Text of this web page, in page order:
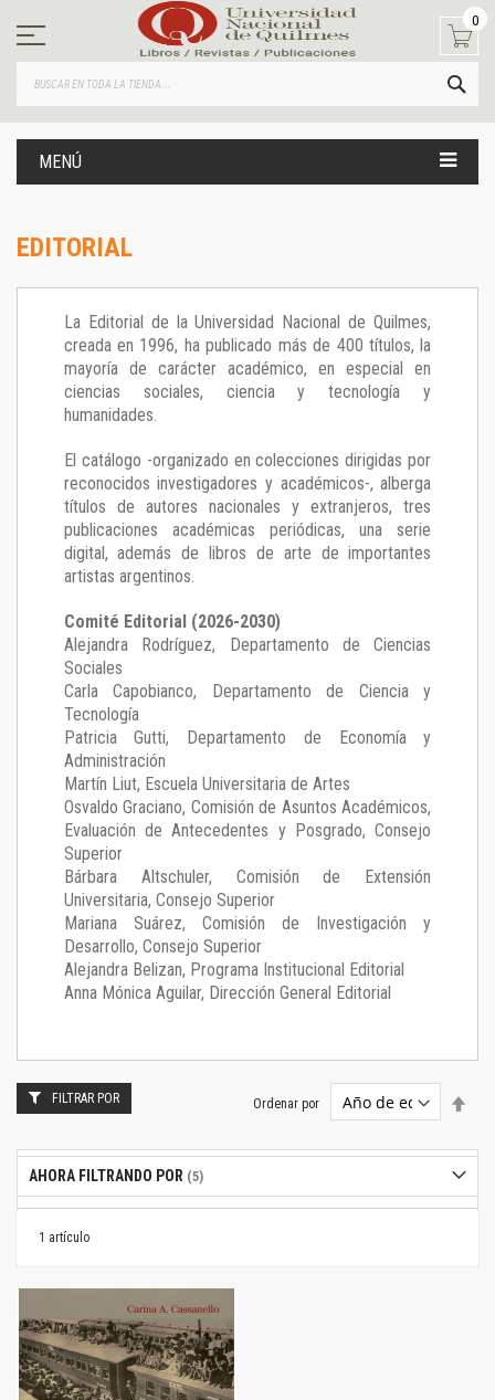
contenido
0
MENÚ
EDITORIAL
La Editorial de la Universidad Nacional de Quilmes,
creada en 1996, ha publicado más de 400 títulos, la
mayoría de carácter académico, en especial en
ciencias sociales, ciencia y tecnología y
humanidades.
El catálogo -organizado en colecciones dirigidas por
reconocidos investigadores y académicos-, alberga
títulos de autores nacionales y extranjeros, tres
publicaciones académicas periódicas, una serie
digital, además de libros de arte de importantes
artistas argentinos.
Comité Editorial (2026-2030)
Alejandra Rodríguez, Departamento de Ciencias
Sociales
Carla Capobianco, Departamento de Ciencia y
Tecnología
Patricia Gutti, Departamento de Economía y
Administración
Martín Liut, Escuela Universitaria de Artes
Osvaldo Graciano, Comisión de Asuntos Académicos,
Evaluación de Antecedentes y Posgrado, Consejo
Superior
Bárbara Altschuler, Comisión de Extensión
Universitaria, Consejo Superior
Mariana Suárez, Comisión de Investigación y
Desarrollo, Consejo Superior
Alejandra Belizan, Programa Institucional Editorial
Anna Mónica Aguilar, Dirección General Editorial
1 artículo
Ordenar por
FILTRAR POR
AHORA FILTRANDO POR